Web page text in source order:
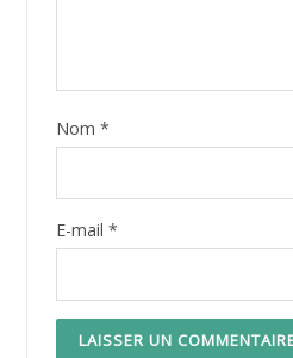
Nom *
E-mail *